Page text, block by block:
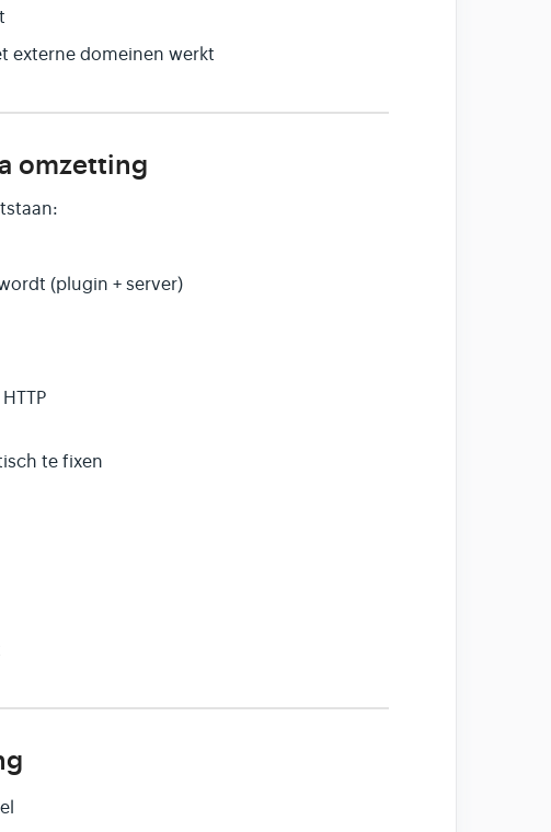
externe domeinen werkt
omzetting
(plugin + server)
te fixen